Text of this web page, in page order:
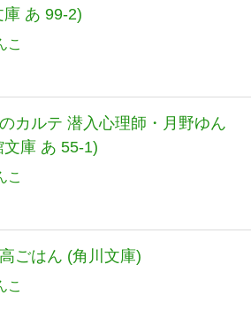
庫 あ 99-2)
こ
カルテ 潜入心理師・月野ゆん
文庫 あ 55-1)
こ
ごはん (角川文庫)
こ